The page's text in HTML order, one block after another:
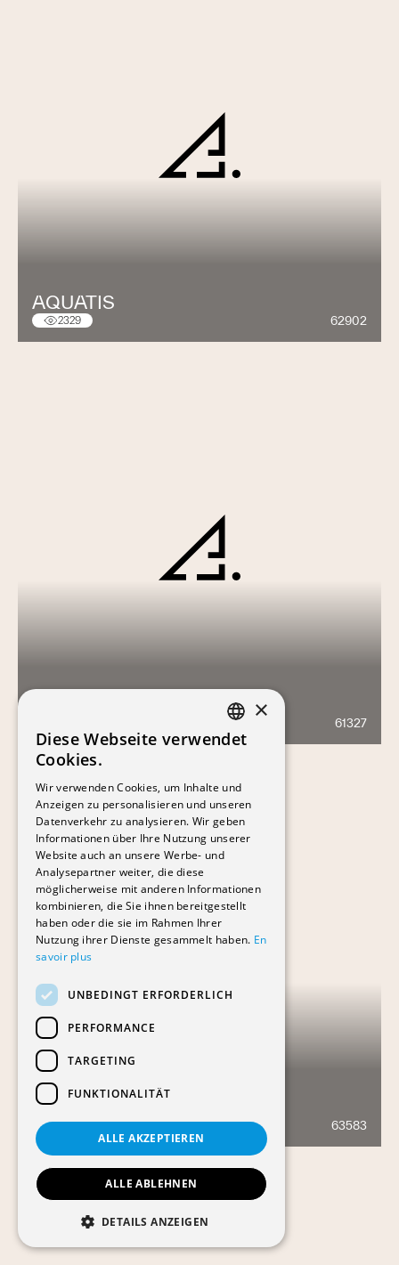
AQUATIS
2329 62902
61327
GILAMONT 21
2036 63583
FRENCH
×
Diese Webseite verwendet
Cookies.
Wir verwenden Cookies, um Inhalte und
Anzeigen zu personalisieren und unseren
Datenverkehr zu analysieren. Wir geben
Informationen über Ihre Nutzung unserer
Website auch an unsere Werbe- und
Analysepartner weiter, die diese
möglicherweise mit anderen Informationen
kombinieren, die Sie ihnen bereitgestellt
haben oder die sie im Rahmen Ihrer
Nutzung ihrer Dienste gesammelt haben. En
savoir plus
UNBEDINGT ERFORDERLICH
PERFORMANCE
TARGETING
FUNKTIONALITÄT
ALLE AKZEPTIEREN
ALLE ABLEHNEN
DETAILS ANZEIGEN